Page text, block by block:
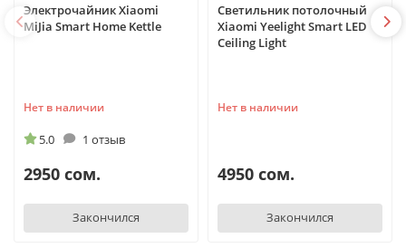
Электрочайник Xiaomi
MiJia Smart Home Kettle
Нет в наличии
5.0 1 отзыв
2950 сом.
Закончился
Светильник потолочный
Xiaomi Yeelight Smart LED
Ceiling Light
Нет в наличии
4950 сом.
Закончился